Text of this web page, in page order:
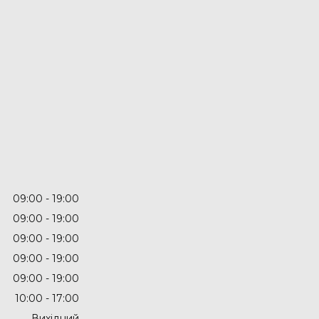
09:00
19:00
09:00
19:00
09:00
19:00
09:00
19:00
09:00
19:00
10:00
17:00